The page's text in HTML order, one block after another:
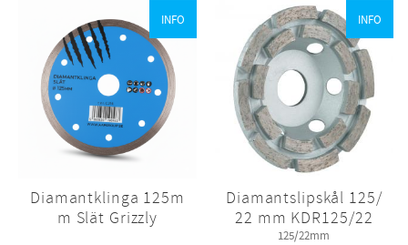
Diamantklinga 125m
m Slät Grizzly
INFO
Diamantslipskål 125/
22 mm KDR125/22
125/22mm
INFO